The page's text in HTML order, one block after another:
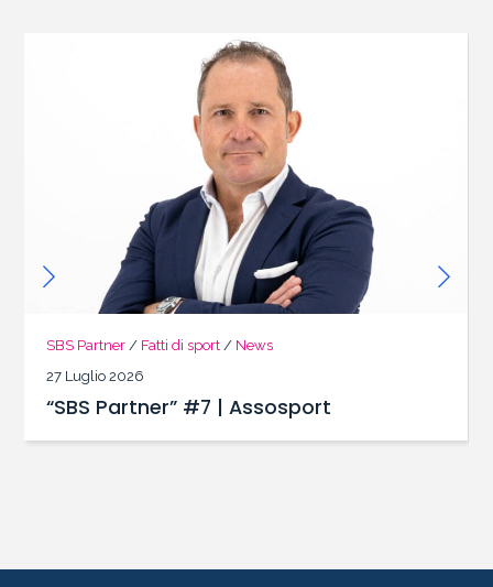
SBS Partner / Fatti di sport / News
27 Luglio 2026
“SBS Partner” #7 | Assosport